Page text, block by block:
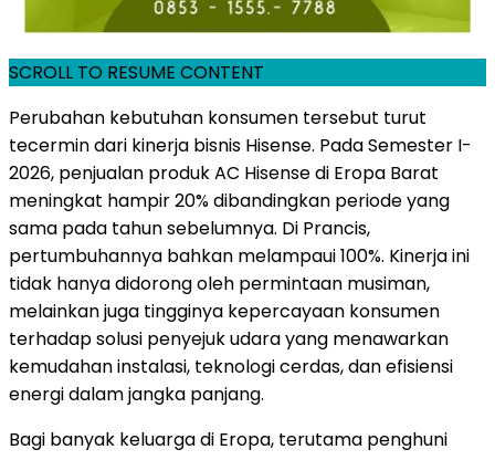
SCROLL TO RESUME CONTENT
Perubahan kebutuhan konsumen tersebut turut
tecermin dari kinerja bisnis Hisense. Pada Semester I-
2026, penjualan produk AC Hisense di Eropa Barat
meningkat hampir 20% dibandingkan periode yang
sama pada tahun sebelumnya. Di Prancis,
pertumbuhannya bahkan melampaui 100%. Kinerja ini
tidak hanya didorong oleh permintaan musiman,
melainkan juga tingginya kepercayaan konsumen
terhadap solusi penyejuk udara yang menawarkan
kemudahan instalasi, teknologi cerdas, dan efisiensi
energi dalam jangka panjang.
Bagi banyak keluarga di Eropa, terutama penghuni